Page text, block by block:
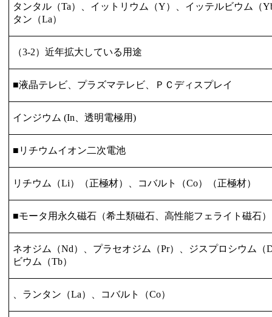
タンタル（Ta）、イットリウム（Y）、イッテルビウム（
タン（La）
（3-2）近年拡大している用途
■液晶テレビ、プラズマテレビ、ＰＣディスプレイ
インジウム (In 、透明電極用)
■リチウムイオン二次電池
リチウム（Li）（正極材）、コバルト（Co）（正極材）
■モータ用永久磁石（希土類磁石、高性能フェライト磁石）
ネオジム（Nd）、プラセオジム（Pr）、ジスプロシウム（
ビウム（Tb）
、ランタン（La）、コバルト（Co）